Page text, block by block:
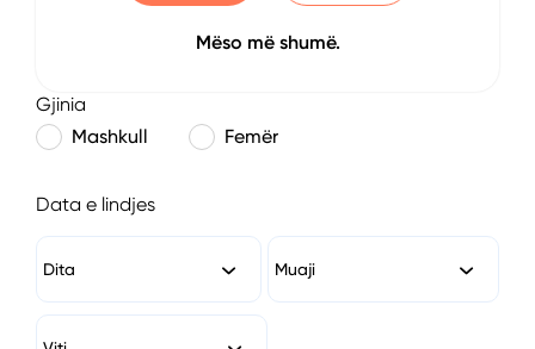
Gjinia
Mashkull
Femër
Data e lindjes
Dita Muaji
Mëso më shumë.